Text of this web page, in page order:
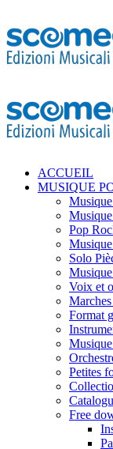
ACCUEIL
MUSIQUE
Pop
Solo
Voix et
Format
Petites
Free